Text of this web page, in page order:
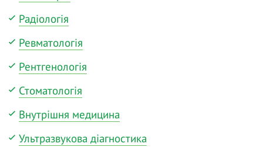
Радіологія
Ревматологія
Рентгенологія
Стоматологія
Внутрішня медицина
Ультразвукова діагностика